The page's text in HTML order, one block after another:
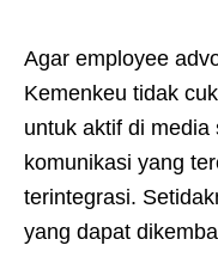
Agar employee
Kemenkeu tidak
untuk aktif di
komunikasi yang
terintegrasi.
yang dapat